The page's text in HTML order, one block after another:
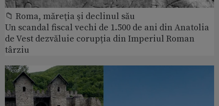
📁 Roma, măreţia şi declinul său
Un scandal fiscal vechi de 1.500 de ani din Anatolia
de Vest dezvăluie corupția din Imperiul Roman
târziu